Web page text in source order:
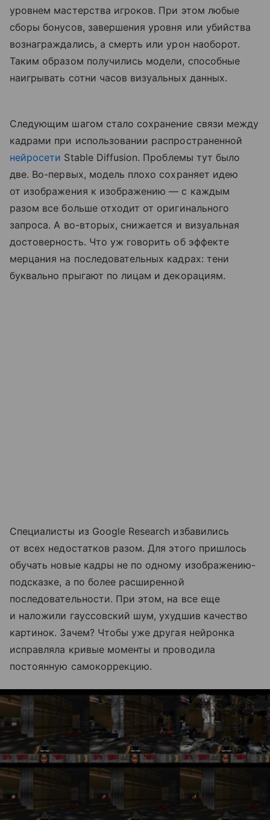
уровнем мастерства игроков. При этом любые
сборы бонусов, завершения уровня или убийства
вознаграждались, а смерть или урон наоборот.
Таким образом получились модели, способные
наигрывать сотни часов визуальных данных.
Следующим шагом стало сохранение связи между
кадрами при использовании распространенной
нейросети Stable Diffusion. Проблемы тут было
две. Во-первых, модель плохо сохраняет идею
от изображения к изображению — с каждым
разом все больше отходит от оригинального
запроса. А во-вторых, снижается и визуальная
достоверность. Что уж говорить об эффекте
мерцания на последовательных кадрах: тени
буквально прыгают по лицам и декорациям.
Специалисты из Google Research избавились
от всех недостатков разом. Для этого пришлось
обучать новые кадры не по одному изображению-
подсказке, а по более расширенной
последовательности. При этом, на все еще
и наложили гауссовский шум, ухудшив качество
картинок. Зачем? Чтобы уже другая нейронка
исправляла кривые моменты и проводила
постоянную самокоррекцию.